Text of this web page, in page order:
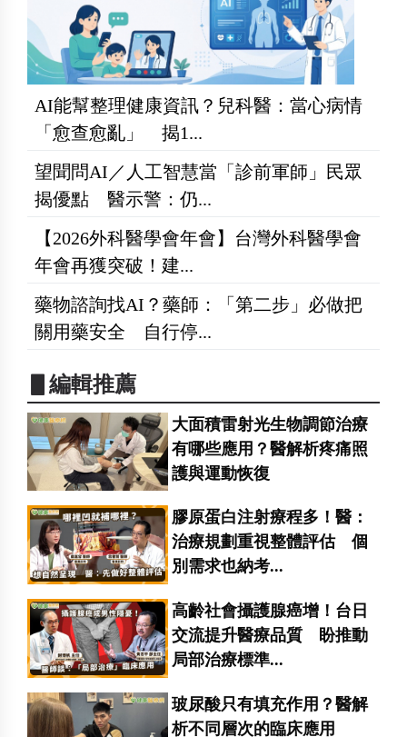
AI能幫整理健康資訊？兒科醫：當心病情
「愈查愈亂」 揭1...
望聞問AI／人工智慧當「診前軍師」民眾
揭優點 醫示警：仍...
【2026外科醫學會年會】台灣外科醫學會
年會再獲突破！建...
藥物諮詢找AI？藥師：「第二步」必做把
關用藥安全 自行停...
▋編輯推薦
大面積雷射光生物調節治療
有哪些應用？醫解析疼痛照
護與運動恢復
膠原蛋白注射療程多！醫：
治療規劃重視整體評估 個
別需求也納考...
高齡社會攝護腺癌增！台日
交流提升醫療品質 盼推動
局部治療標準...
玻尿酸只有填充作用？醫解
析不同層次的臨床應用